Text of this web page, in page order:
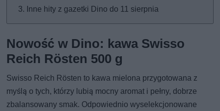
Inne hity z gazetki Dino do 11 sierpnia
Nowość w Dino: kawa Swisso
Reich Rösten 500 g
Swisso Reich Rösten to kawa mielona przygotowana z
myślą o tych, którzy lubią mocny aromat i pełny, dobrze
zbalansowany smak. Odpowiednio wyselekcjonowane